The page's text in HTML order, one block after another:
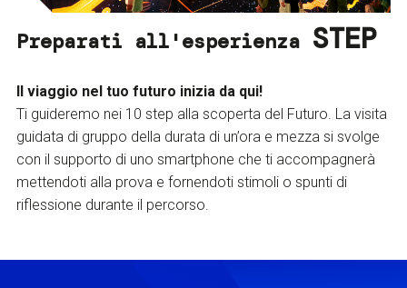
Preparati all'esperienza STEP
Il viaggio nel tuo futuro inizia da qui!
Ti guideremo nei 10 step alla scoperta del Futuro. La visita
guidata di gruppo della durata di un’ora e mezza si svolge
con il supporto di uno smartphone che ti accompagnerà
mettendoti alla prova e fornendoti stimoli o spunti di
riflessione durante il percorso.